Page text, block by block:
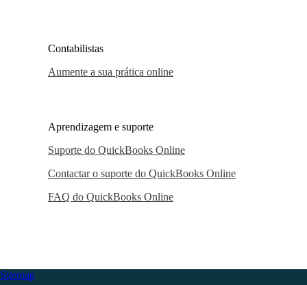
Contabilistas
Aumente a sua prática online
Aprendizagem e suporte
Suporte do QuickBooks Online
Contactar o suporte do QuickBooks Online
FAQ do QuickBooks Online
Sitemap